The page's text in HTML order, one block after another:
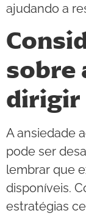
ajudando a
sobre
dirigir
A ansiedade
pode ser
lembrar que
disponíveis.
estratégias